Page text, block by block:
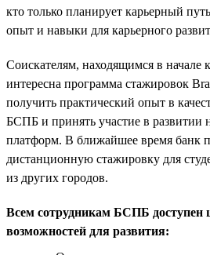
кто только планирует карьерный
опыт и навыки для карьерного
Соискателям, находящимся в начале
интересна программа стажировок
получить практический опыт в
БСПБ и принять участие в
платформ. В ближайшее время банк
дистанционную стажировку для
из других городов.
Всем сотрудникам БСПБ доступен
возможностей для развития: